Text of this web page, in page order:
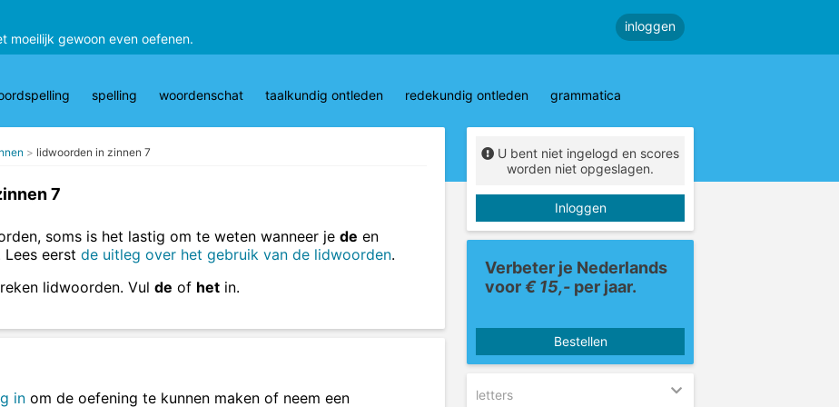
moeilijk gewoon even oefenen.
inloggen
spelling woordenschat taalkundig ontleden redekundig ontleden grammatica
lidwoorden in zinnen 7
7
soms is het lastig om te weten wanneer je de en
eerst de uitleg over het gebruik van de lidwoorden.
lidwoorden. Vul de of het in.
in om de oefening te kunnen maken of neem een
U bent niet ingelogd en scores
worden niet opgeslagen.
Inloggen
Verbeter je Nederlands
voor€ 15,- per jaar.
Bestellen
letters